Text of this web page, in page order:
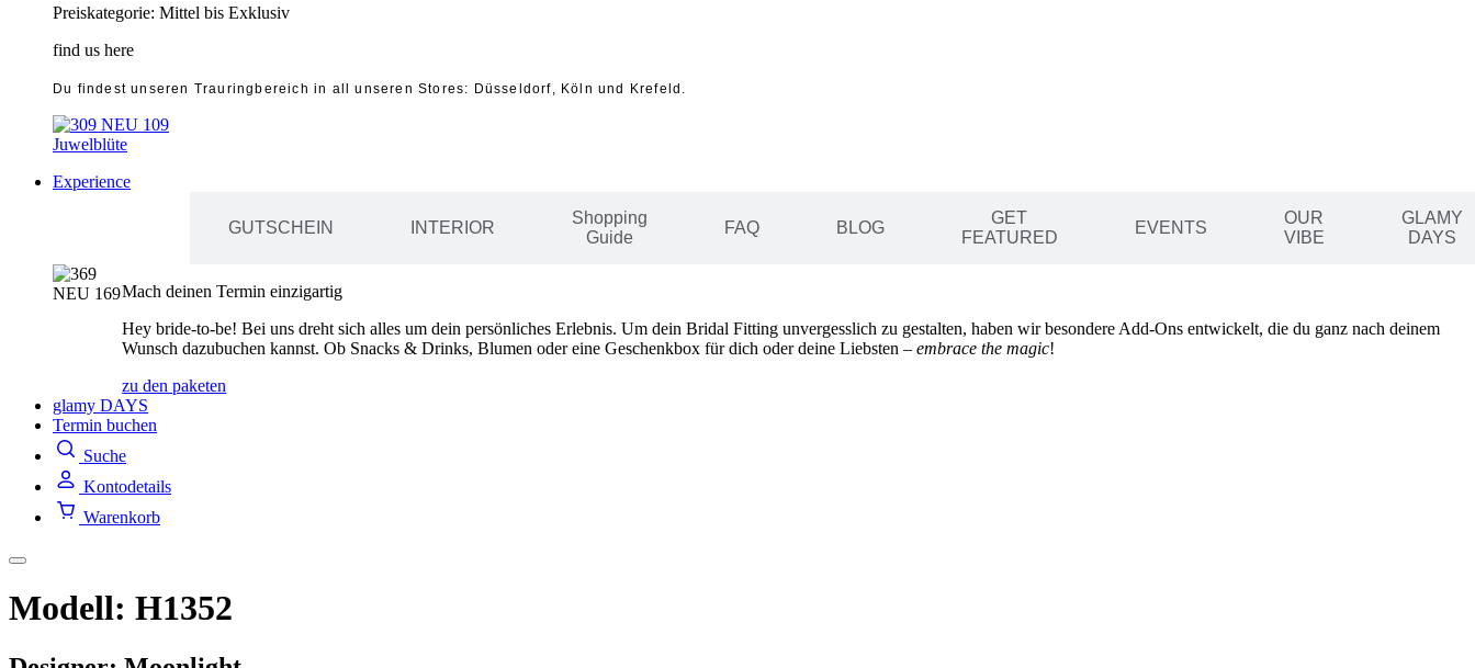
Preiskategorie: Mittel bis Exklusiv
find us here
Du findest unseren Trauringbereich in all unseren Stores: Düsseldorf, Köln und Krefeld.
Juwelblüte
Experience
GUTSCHEIN INTERIOR
Shopping
Guide
FAQ BLOG
GET
FEATURED
EVENTS
OUR
VIBE
GLAMY
DAYS
Mach deinen Termin einzigartig
Hey bride-to-be! Bei uns dreht sich alles um dein persönliches Erlebnis. Um dein Bridal Fitting unvergesslich zu gestalten, haben wir besondere Add-Ons entwickelt, die du ganz nach deinem
Wunsch dazubuchen kannst. Ob Snacks & Drinks, Blumen oder eine Geschenkbox für dich oder deine Liebsten –embrace the magic!
zu den paketen
glamy DAYS
Termin buchen
Suche
Kontodetails
Warenkorb
Modell: H1352